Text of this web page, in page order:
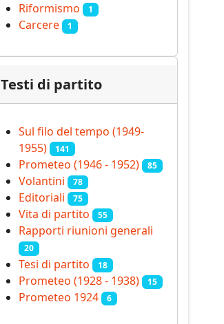
Riformismo 1
Carcere 1
Testi di partito
Sul filo del tempo (1949-
1955)
141
Prometeo (1946 - 1952) 85
Volantini 78
Editoriali 75
Vita di partito 55
Rapporti riunioni generali
20
Tesi di partito 18
Prometeo (1928 - 1938) 15
Prometeo 1924 6